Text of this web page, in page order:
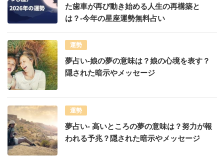
た歯車が再び動き始める人生の再構築と
は？-今年の星座運勢無料占い
運勢
夢占い-娘の夢の意味は？娘の心境を表す？
隠された暗示やメッセージ
運勢
夢占い- 高いところの夢の意味は？努力が報
われる予兆？隠された暗示やメッセージ